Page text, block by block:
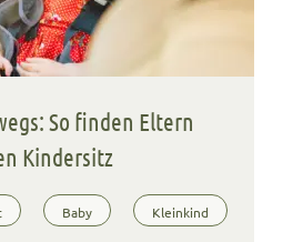
So finden Eltern
Kindersitz
Baby Kleinkind